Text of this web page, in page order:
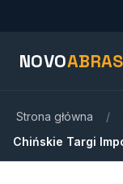
NOVO
Strona główna /
Chińskie Targi